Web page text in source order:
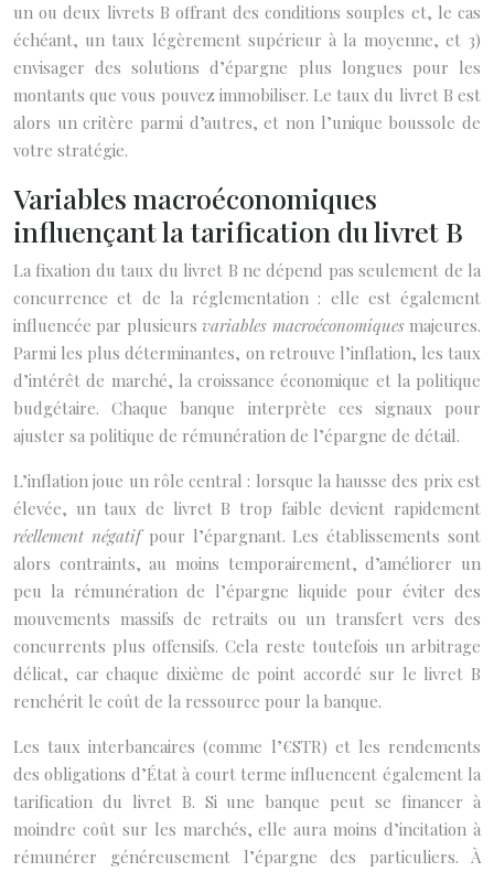
un ou deux livrets B offrant des conditions souples et, le cas
échéant, un taux légèrement supérieur à la moyenne, et 3)
envisager des solutions d’épargne plus longues pour les
montants que vous pouvez immobiliser. Le taux du livret B est
alors un critère parmi d’autres, et non l’unique boussole de
votre stratégie.
Variables macroéconomiques
influençant la tarification du livret B
La fixation du taux du livret B ne dépend pas seulement de la
concurrence et de la réglementation : elle est également
influencée par plusieursvariables macroéconomiquesmajeures.
Parmi les plus déterminantes, on retrouve l’inflation, les taux
d’intérêt de marché, la croissance économique et la politique
budgétaire. Chaque banque interprète ces signaux pour
ajuster sa politique de rémunération de l’épargne de détail.
L’inflation joue un rôle central : lorsque la hausse des prix est
élevée, un taux de livret B trop faible devient rapidement
réellement négatifpour l’épargnant. Les établissements sont
alors contraints, au moins temporairement, d’améliorer un
peu la rémunération de l’épargne liquide pour éviter des
mouvements massifs de retraits ou un transfert vers des
concurrents plus offensifs. Cela reste toutefois un arbitrage
délicat, car chaque dixième de point accordé sur le livret B
renchérit le coût de la ressource pour la banque.
Les taux interbancaires (comme l’€STR) et les rendements
des obligations d’État à court terme influencent également la
tarification du livret B. Si une banque peut se financer à
moindre coût sur les marchés, elle aura moins d’incitation à
rémunérer généreusement l’épargne des particuliers. À